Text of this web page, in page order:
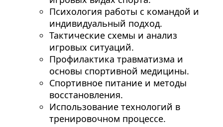
Психология работы с командой и
индивидуальный подход.
Тактические схемы и анализ
игровых ситуаций.
Профилактика травматизма и
основы спортивной медицины.
Спортивное питание и методы
восстановления.
Использование технологий в
тренировочном процессе.